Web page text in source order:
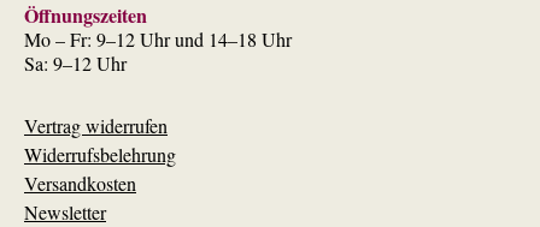
Öffnungszeiten
Mo – Fr: 9–12 Uhr und 14–18 Uhr
Sa: 9–12 Uhr
Vertrag widerrufen
Widerrufsbelehrung
Versandkosten
Newsletter